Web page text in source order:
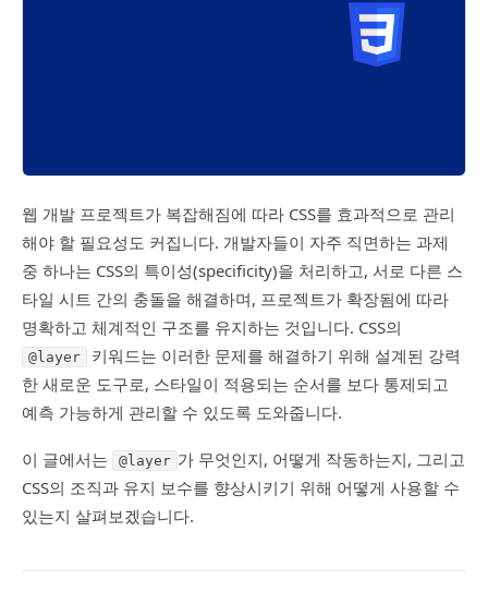
웹 개발 프로젝트가 복잡해짐에 따라 CSS를 효과적으로 관리
해야 할 필요성도 커집니다. 개발자들이 자주 직면하는 과제
중 하나는 CSS의 특이성(specificity)을 처리하고, 서로 다른 스
타일 시트 간의 충돌을 해결하며, 프로젝트가 확장됨에 따라
명확하고 체계적인 구조를 유지하는 것입니다. CSS의
@layer
키워드는 이러한 문제를 해결하기 위해 설계된 강력
한 새로운 도구로, 스타일이 적용되는 순서를 보다 통제되고
예측 가능하게 관리할 수 있도록 도와줍니다.
이 글에서는 @layer 가 무엇인지, 어떻게 작동하는지, 그리고
CSS의 조직과 유지 보수를 향상시키기 위해 어떻게 사용할 수
있는지 살펴보겠습니다.